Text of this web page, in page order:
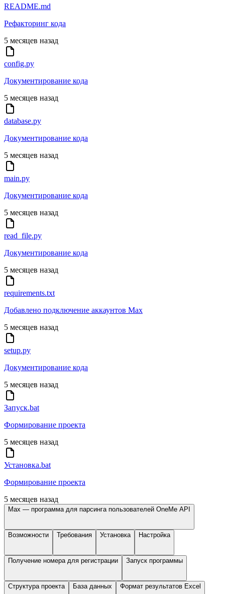
README.md
Рефакторинг кода
5 месяцев назад
config.py
Документирование кода
5 месяцев назад
database.py
Документирование кода
5 месяцев назад
main.py
Документирование кода
5 месяцев назад
read_file.py
Документирование кода
5 месяцев назад
requirements.txt
Добавлено подключение аккаунтов Max
5 месяцев назад
setup.py
Документирование кода
5 месяцев назад
Запуск.bat
Формирование проекта
5 месяцев назад
Установка.bat
Формирование проекта
5 месяцев назад
Max — программа для парсинга пользователей OneMe API
Возможности Требования Установка Настройка
Получение номера для регистрации Запуск программы
Структура проекта База данных Формат результатов Excel